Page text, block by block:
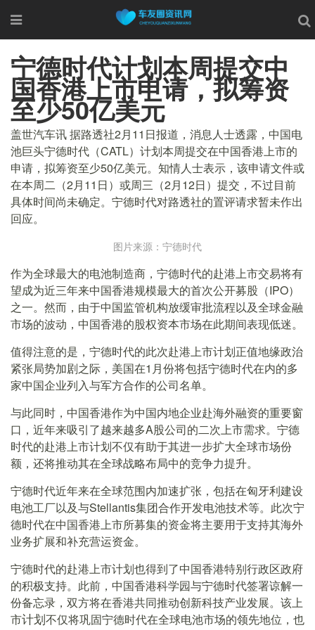
宁德时代计划本周提交中
国香港上市申请，拟筹资
至少50亿美元
盖世汽车讯 据路透社2月11日报道，消息人士透露，中国电
池巨头宁德时代（CATL）计划本周提交在中国香港上市的
申请，拟筹资至少50亿美元。知情人士表示，该申请文件或
在本周二（2月11日）或周三（2月12日）提交，不过目前
具体时间尚未确定。宁德时代对路透社的置评请求暂未作出
回应。
图片来源：宁德时代
作为全球最大的电池制造商，宁德时代的赴港上市交易将有
望成为近三年来中国香港规模最大的首次公开募股（IPO）
之一。然而，由于中国监管机构放缓审批流程以及全球金融
市场的波动，中国香港的股权资本市场在此期间表现低迷。
值得注意的是，宁德时代的此次赴港上市计划正值地缘政治
紧张局势加剧之际，美国在1月份将包括宁德时代在内的多
家中国企业列入与军方合作的公司名单。
与此同时，中国香港作为中国内地企业赴海外融资的重要窗
口，近年来吸引了越来越多A股公司的二次上市需求。宁德
时代的赴港上市计划不仅有助于其进一步扩大全球市场份
额，还将推动其在全球战略布局中的竞争力提升。
宁德时代近年来在全球范围内加速扩张，包括在匈牙利建设
电池工厂以及与Stellantis集团合作开发电池技术等。此次宁
德时代在中国香港上市所募集的资金将主要用于支持其海外
业务扩展和补充营运资金。
宁德时代的赴港上市计划也得到了中国香港特别行政区政府
的积极支持。此前，中国香港科学园与宁德时代签署谅解一
份备忘录，双方将在香港共同推动创新科技产业发展。该上
市计划 不仅将巩固宁德时代在全球电池市场的领先地位，也